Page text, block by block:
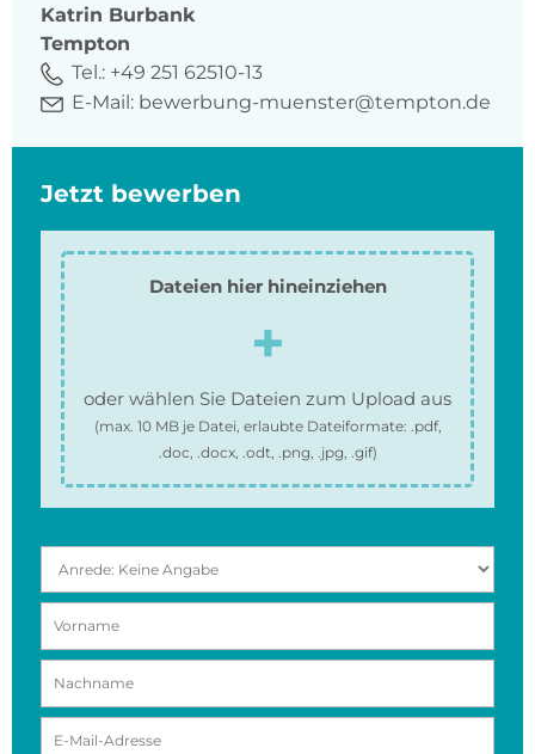
Katrin Burbank
Tempton
Tel.: +49 251 62510-13
E-Mail: bewerbung-muenster@tempton.de
Jetzt bewerben
Dateien hier hineinziehen
oder wählen Sie Dateien zum Upload aus
(max. 10 MBje Datei, erlaubte Dateiformate: .pdf,
.doc, .docx, .odt, .png, .jpg, .gif)